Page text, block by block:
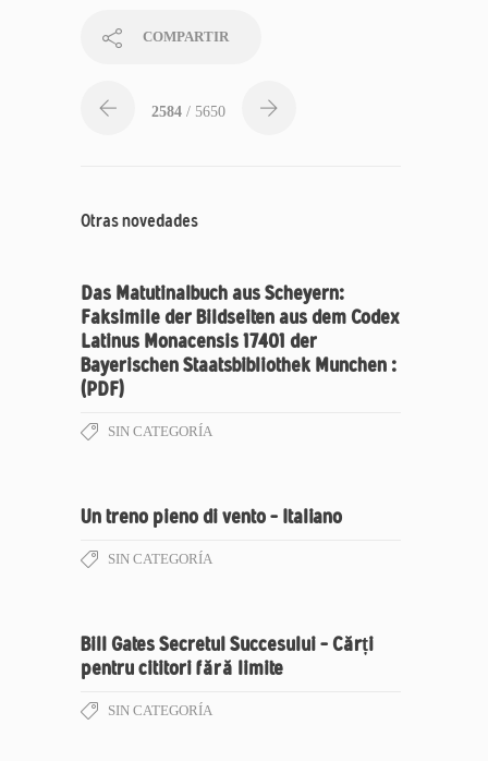
COMPARTIR
2584 / 5650
Otras novedades
Das Matutinalbuch aus Scheyern:
Faksimile der Bildseiten aus dem Codex
Latinus Monacensis 17401 der
Bayerischen Staatsbibliothek Munchen :
(PDF)
SIN CATEGORÍA
Un treno pieno di vento – Italiano
SIN CATEGORÍA
Bill Gates Secretul Succesului – Cărți
pentru cititori fără limite
SIN CATEGORÍA